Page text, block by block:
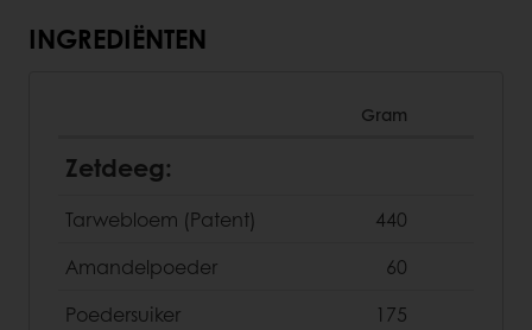
INGREDIËNTEN
Gram
Zetdeeg:
Tarwebloem (Patent)
440
Amandelpoeder
60
Poedersuiker
175